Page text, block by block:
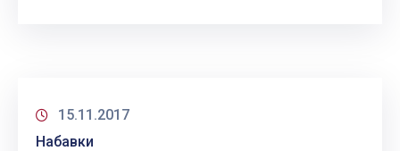
15.11.2017
Набавки